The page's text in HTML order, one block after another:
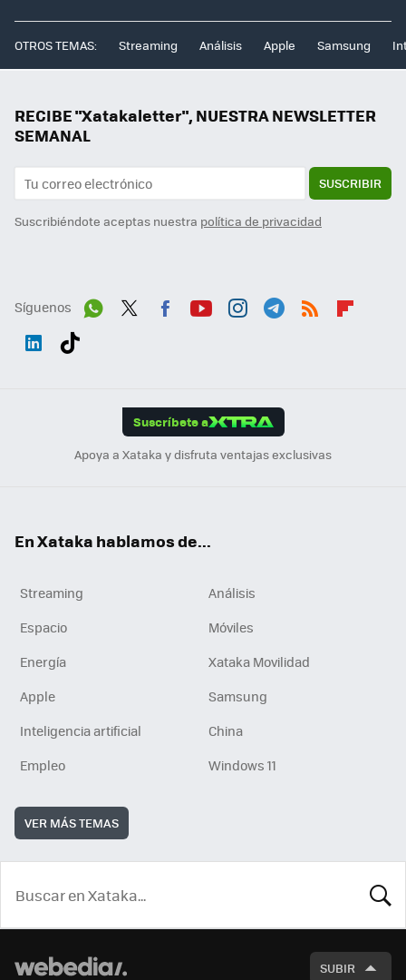
OTROS TEMAS: Streaming Análisis Apple Samsung
RECIBE "Xatakaletter", NUESTRA NEWSLETTER
SEMANAL
SUSCRIBIR
Suscribiéndote aceptas nuestra política de privacidad
Síguenos
Suscríbete a
Apoya a Xataka y disfruta ventajas exclusivas
En Xataka hablamos de...
Streaming
Análisis
Espacio
Móviles
Energía
Xataka Movilidad
Apple
Samsung
Inteligencia artificial
China
Empleo
Windows 11
VER MÁS TEMAS
SUBIR